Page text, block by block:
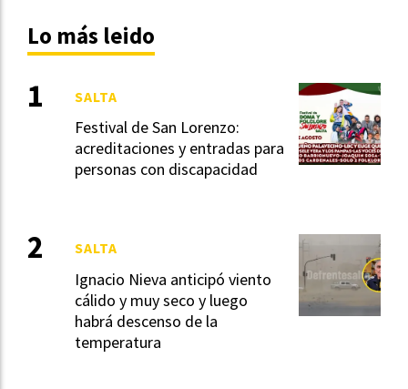
Lo más leido
Festival de San Lorenzo:
acreditaciones y entradas para
personas con discapacidad
SALTA
Ignacio Nieva anticipó viento
cálido y muy seco y luego
habrá descenso de la
temperatura
SALTA